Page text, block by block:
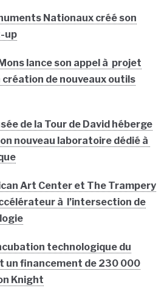
Nationaux créé son
up
lance son appel à projet
création de nouveaux outils
de la Tour de David héberge
nouveau laboratoire dédié à
Art Center et The Trampery
à l’intersection de
technologique du
un financement de 230 000
Knight